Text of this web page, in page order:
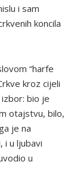
i sam
koncila
“harfe
kroz cijeli
bio je
otajstvu, bilo,
je na
i u ljubavi
u